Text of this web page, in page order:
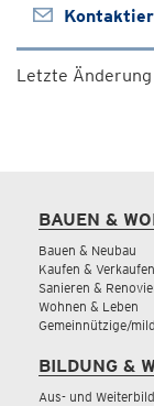
Letzte
BAUEN &
Bauen & Neubau
Kaufen & Verkaufen
Sanieren &
Wohnen & Leben
Gemeinnützige/
BILDUNG &
Aus- und